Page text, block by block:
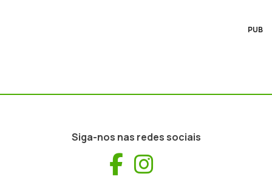
PUB
Siga-nos nas redes sociais
Facebook